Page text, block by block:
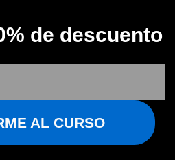
de descuento
AL CURSO